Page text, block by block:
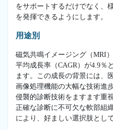
をサポートするだけでなく、
を発揮できるようにします。
用途別
磁気共鳴イメージング（MRI
平均成長率（CAGR）が4.9％
ます。この成長の背景には、
画像処理機能の大幅な技術進
侵襲的診断技術をますます重
正確な診断に不可欠な軟部組
により、好ましい選択肢とし